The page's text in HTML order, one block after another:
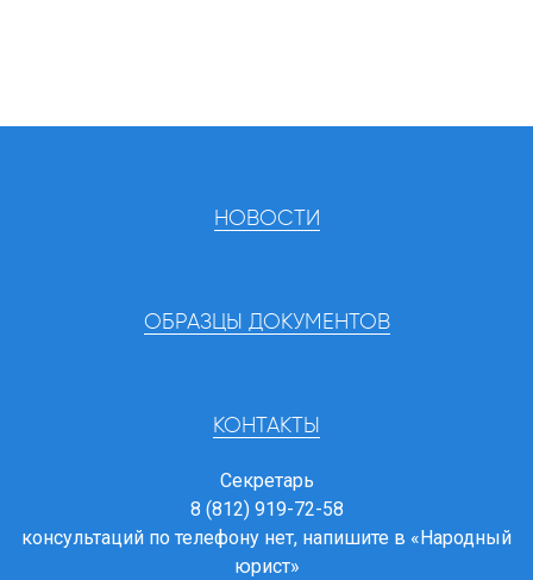
НОВОСТИ
ОБРАЗЦЫ ДОКУМЕНТОВ
КОНТАКТЫ
Секретарь
8 (812) 919-72-58
консультаций по телефону нет, напишите в «Народный
юрист»